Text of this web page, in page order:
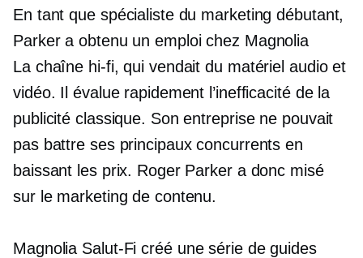
En tant que spécialiste du marketing débutant,
Parker a obtenu un emploi chez Magnolia
La chaîne hi-fi, qui vendait du matériel audio et
vidéo. Il évalue rapidement l’inefficacité de la
publicité classique. Son entreprise ne pouvait
pas battre ses principaux concurrents en
baissant les prix. Roger Parker a donc misé
sur le marketing de contenu.
Magnolia Salut-Fi créé une série de guides